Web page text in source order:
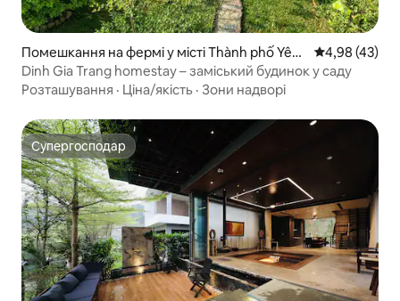
Помешкання на фермі у місті Thành phố Yên
Bái
Середня
4,98 (43)
Dinh Gia Trang homestay – заміський будинок у саду
Розташування · Ціна/якість · Зони надворі
Супергосподар
Супергосподар